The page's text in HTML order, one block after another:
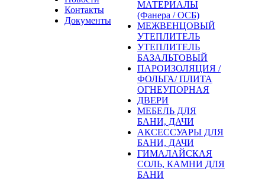
Контакты
Документы
МАТЕРИАЛЫ
(Фанера / ОСБ)
МЕЖВЕНЦОВЫЙ
УТЕПЛИТЕЛЬ
УТЕПЛИТЕЛЬ
БАЗАЛЬТОВЫЙ
ПАРОИЗОЛЯЦИЯ /
ФОЛЬГА/ ПЛИТА
ОГНЕУПОРНАЯ
ДВЕРИ
МЕБЕЛЬ ДЛЯ
БАНИ, ДАЧИ
АКСЕССУАРЫ ДЛЯ
БАНИ, ДАЧИ
ГИМАЛАЙСКАЯ
СОЛЬ, КАМНИ ДЛЯ
БАНИ